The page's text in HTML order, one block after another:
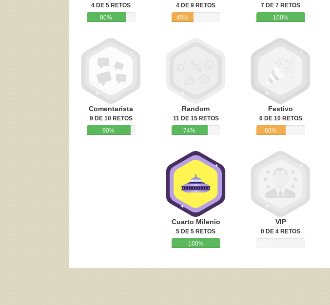
4 DE 5 RETOS
80%
4 DE 9 RETOS
45%
7 DE 7 RETOS
100%
Comentarista
9 DE 10 RETOS
90%
Random
11 DE 15 RETOS
74%
Festivo
6 DE 10 RETOS
60%
Cuarto Milenio
5 DE 5 RETOS
100%
VIP
0 DE 4 RETOS